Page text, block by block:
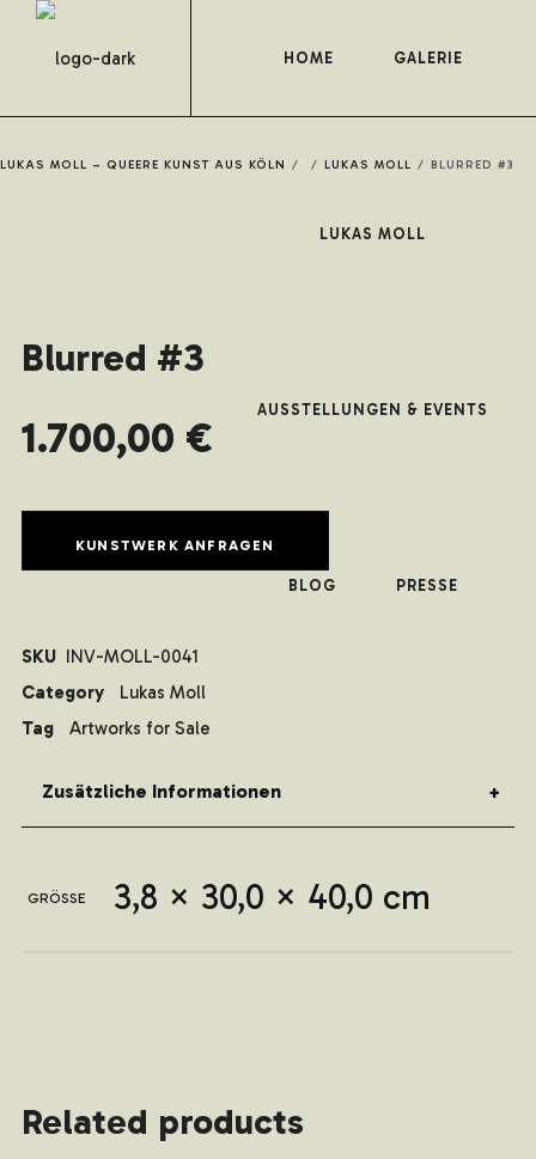
HOME GALERIE
LUKAS MOLL
AUSSTELLUNGEN & EVENTS
BLOG PRESSE
LUKAS MOLL – QUEERE KUNST AUS KÖLN / / LUKAS MOLL / BLURRED #3
Blurred #3
1.700,00 €
KUNSTWERK ANFRAGEN
SKU INV-MOLL-0041
Category
Lukas Moll
Tag
Artworks for Sale
Zusätzliche Informationen
GRÖSSE 3,8 × 30,0 × 40,0 cm
Related products